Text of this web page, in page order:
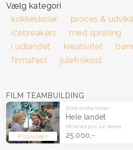
Vælg kategori
kokkeskoler
proces &
icebreakers
med spisning
i udlandet
kreativitet
firmafest
julefrokost
Populær
FILM TEAMBUILDING
Sted (Inde/ude)
Hele landet
Mindstepris ex moms
25.000,-